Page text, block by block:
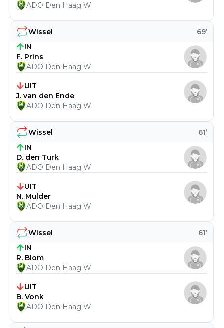
Wissel 61’
IN
R. Blom
ADO Den Haag W
UIT
B. Vonk
ADO Den Haag W
Wissel 61’
IN
D. den Turk
ADO Den Haag W
UIT
N. Mulder
ADO Den Haag W
Wissel 69’
IN
F. Prins
ADO Den Haag W
UIT
J. van den Ende
ADO Den Haag W
ADO Den Haag W